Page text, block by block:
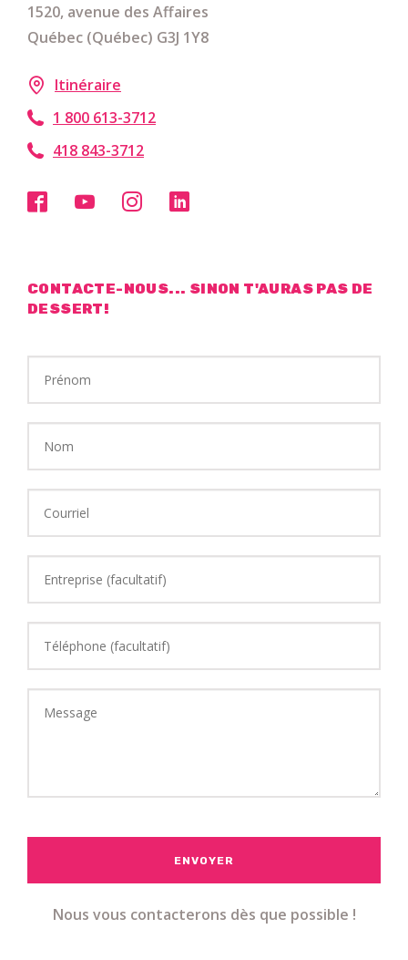
1520, avenue des Affaires
Québec (Québec) G3J 1Y8
Itinéraire
1 800 613-3712
418 843-3712
CONTACTE-NOUS... SINON T'AURAS PAS DE
DESSERT!
ENVOYER
Nous vous contacterons dès que possible !